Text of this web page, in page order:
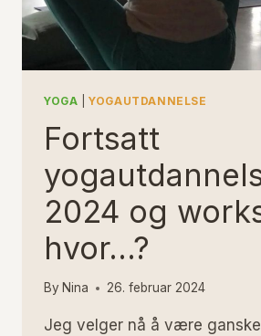
YOGA |YOGAUTDANNELSE
Fortsatt
2024 og
hvor…?
By Nina 26. februar 2024
Jeg velger nå å være